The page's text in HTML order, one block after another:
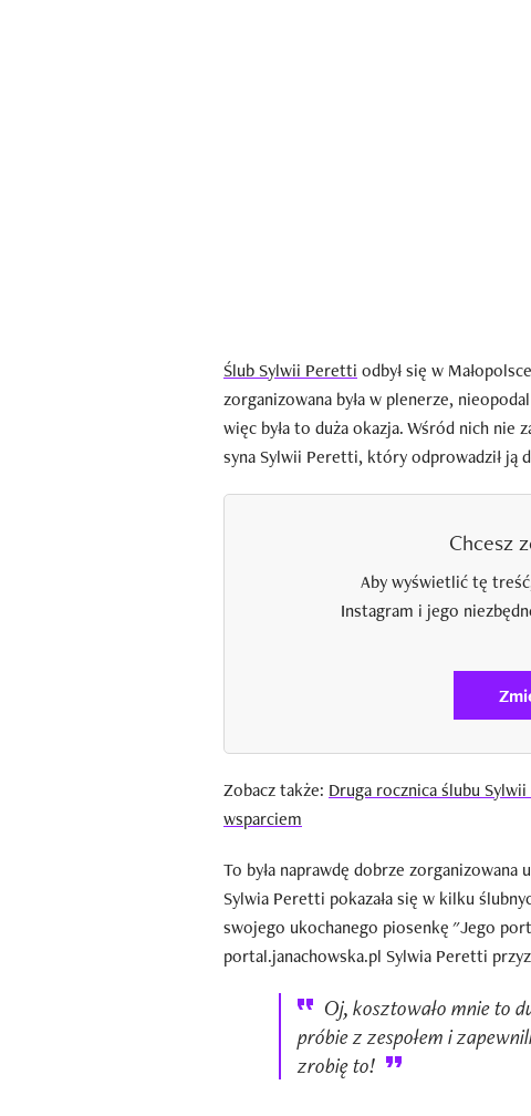
Ślub Sylwii Peretti odbył się w
zorganizowana była w plenerze,
więc była to duża okazja. Wśród nich nie
syna Sylwii Peretti, który odprowadził ją
Chcesz
Aby wyświetlić tę
Instagram i jego
Zobacz także: Druga rocznica ślubu
wsparciem
To była naprawdę dobrze
Sylwia Peretti pokazała się w kilku
swojego ukochanego piosenkę "Jego
portal.janachowska.pl Sylwia Peretti
Oj, kosztowało mnie to
próbie z zespołem i
zrobię to!